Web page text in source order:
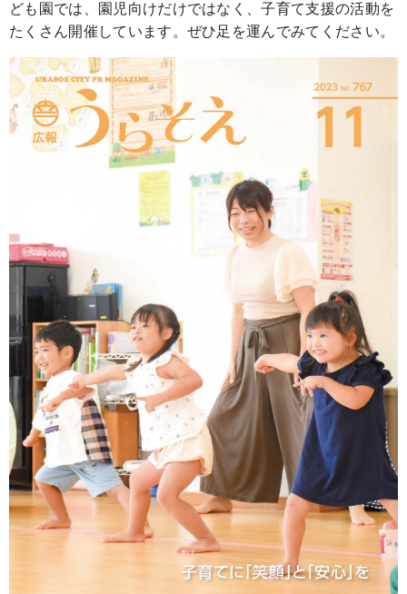
ども園では、園児向けだけではなく、子育て支援の活動を
たくさん開催しています。ぜひ足を運んでみてください。